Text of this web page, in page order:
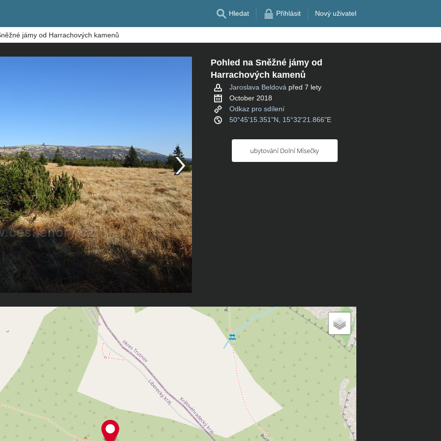
Hledat Přihlásit Nový uživatel
jámy od Harrachových kamenů
Pohled na Sněžné jámy od
Harrachových kamenů
Jaroslava Beldová před 7 lety
October 2018
Odkaz pro sdílení
50°45'15.351"N, 15°32'21.866"E
ubytování Dolní Mísečky